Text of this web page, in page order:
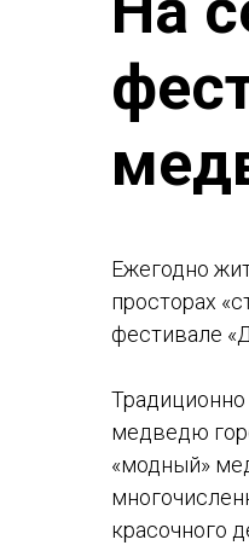
Ежегодно
просторах
фестивале
медведю
«модный»
красочного